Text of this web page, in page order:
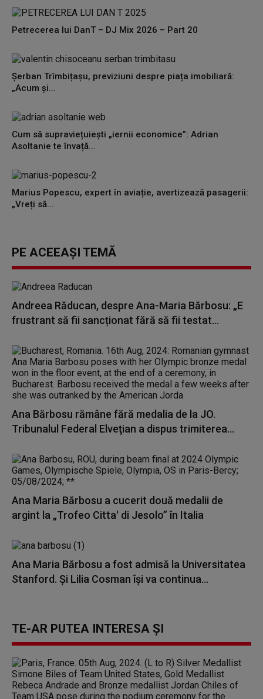
Petrecerea lui DanT – DJ Mix 2026 – Part 20
Șerban Trîmbițașu, previziuni despre piața imobiliară:
„Acum și...
Cum să supraviețuiești „iernii economice”: Adrian
Asoltanie te învață...
Marius Popescu, expert în aviație, avertizează pasagerii:
„Vreți să...
PE ACEEAȘI TEMĂ
Andreea Răducan, despre Ana-Maria Bărbosu: „E
frustrant să fii sancționat fără să fii testat...
Ana Bărbosu rămâne fără medalia de la JO.
Tribunalul Federal Elveţian a dispus trimiterea...
Ana Maria Bărbosu a cucerit două medalii de
argint la „Trofeo Citta' di Jesolo” în Italia
Ana Maria Bărbosu a fost admisă la Universitatea
Stanford. Şi Lilia Cosman îşi va continua...
TE-AR PUTEA INTERESA ȘI